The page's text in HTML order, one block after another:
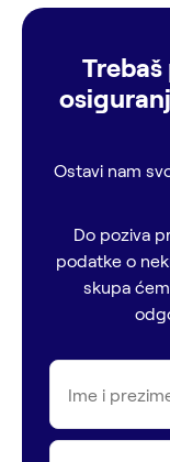
Ostavi nam
Do poziva
podatke o
skupa
Ime i